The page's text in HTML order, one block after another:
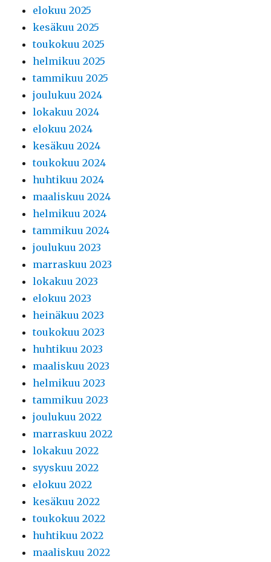
elokuu 2025
kesäkuu 2025
toukokuu 2025
helmikuu 2025
tammikuu 2025
joulukuu 2024
lokakuu 2024
elokuu 2024
kesäkuu 2024
toukokuu 2024
huhtikuu 2024
maaliskuu 2024
helmikuu 2024
tammikuu 2024
joulukuu 2023
marraskuu 2023
lokakuu 2023
elokuu 2023
heinäkuu 2023
toukokuu 2023
huhtikuu 2023
maaliskuu 2023
helmikuu 2023
tammikuu 2023
joulukuu 2022
marraskuu 2022
lokakuu 2022
syyskuu 2022
elokuu 2022
kesäkuu 2022
toukokuu 2022
huhtikuu 2022
maaliskuu 2022